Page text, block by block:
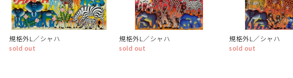
規格外L／シャハ
sold out
規格外L／シャハ
sold out
規格外L／シャハ
sold out